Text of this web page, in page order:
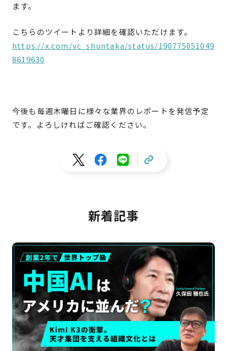
ます。
こちらのツイートより詳細を確認いただけます。
https://x.com/vc_shuntaka/status/190775051049
8619630
今後も毎週木曜日に様々な業界のレポートを発信予定
です。よろしければご確認ください。
新着記事